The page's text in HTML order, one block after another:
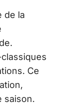
de la
Ce
saison.